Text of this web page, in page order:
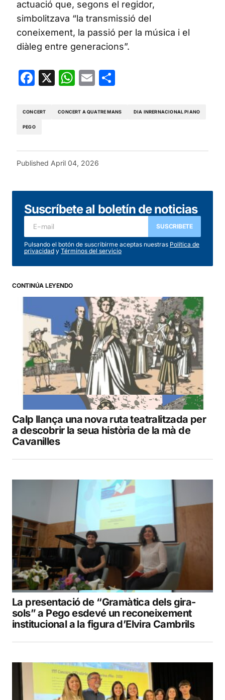
actuació que, segons el regidor,
simbolitzava “la transmissió del
coneixement, la passió per la música i el
diàleg entre generacions”.
Facebook
X WhatsApp
Email
CONCERT CONCERT A QUATRE MANS DIA INRERNACIONAL PIANO
PEGO
Published April 04, 2026
Suscríbete al boletín de noticias
SUSCRIBETE
Pulsando el botón de suscribirme aceptas nuestras Política de
privacidad y Términos del servicio
CONTINÚA LEYENDO
Calp llança una nova ruta teatralitzada per
a descobrir la seua història de la mà de
Cavanilles
La presentació de “Gramàtica dels gira-
sols” a Pego esdevé un reconeixement
institucional a la figura d’Elvira Cambrils